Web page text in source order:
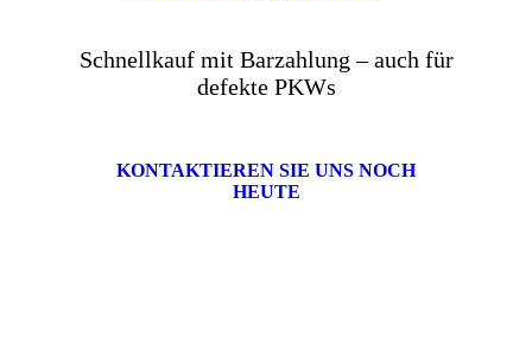
Schnellkauf mit Barzahlung – auch für
defekte PKWs
KONTAKTIEREN SIE UNS NOCH
HEUTE